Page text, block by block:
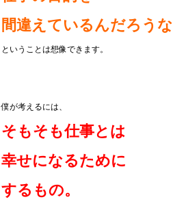
間違えているんだろうな
ということは想像できます。
僕が考えるには、
そもそも仕事とは
幸せになるために
するもの。